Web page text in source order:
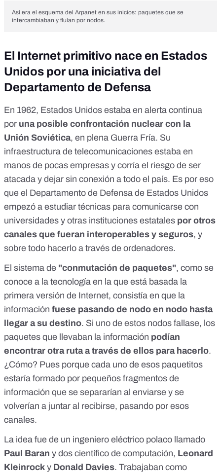
Así era el esquema del Arpanet en sus inicios: paquetes que se
intercambiaban y fluían por nodos.
El Internet primitivo nace en Estados
Unidos por una iniciativa del
Departamento de Defensa
En 1962, Estados Unidos estaba en alerta continua
por una posible confrontación nuclear con la
Unión Soviética, en plena Guerra Fría. Su
infraestructura de telecomunicaciones estaba en
manos de pocas empresas y corría el riesgo de ser
atacada y dejar sin conexión a todo el país. Es por eso
que el Departamento de Defensa de Estados Unidos
empezó a estudiar técnicas para comunicarse con
universidades y otras instituciones estatales por otros
canales que fueran interoperables y seguros, y
sobre todo hacerlo a través de ordenadores.
El sistema de "conmutación de paquetes", como se
conoce a la tecnología en la que está basada la
primera versión de Internet, consistía en que la
información fuese pasando de nodo en nodo hasta
llegar a su destino. Si uno de estos nodos fallase, los
paquetes que llevaban la información podían
encontrar otra ruta a través de ellos para hacerlo.
¿Cómo? Pues porque cada uno de esos paquetitos
estaría formado por pequeños fragmentos de
información que se separarían al enviarse y se
volverían a juntar al recibirse, pasando por esos
canales.
La idea fue de un ingeniero eléctrico polaco llamado
Paul Baran y dos científico de computación, Leonard
Kleinrock y Donald Davies. Trabajaban como